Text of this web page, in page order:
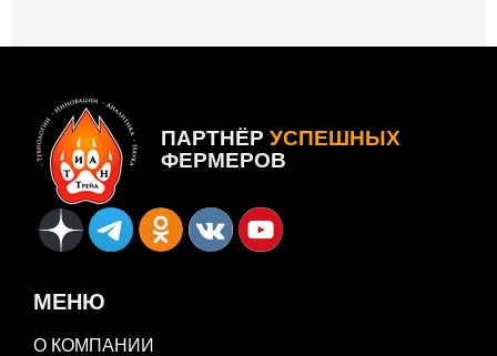
ПАРТНЁР УСПЕШНЫХ
ФЕРМЕРОВ
МЕНЮ
О КОМПАНИИ